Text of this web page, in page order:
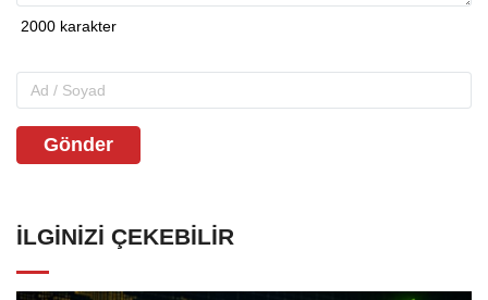
Gönder
İLGINIZI ÇEKEBILIR